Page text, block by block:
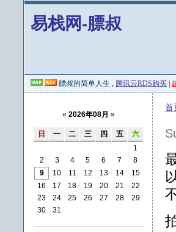
易栈网-膘叔
膘叔的简单人生 , 腾讯云RDS购买
首
« 2026年08月 »
日 一 二 三 四 五
六
1
2
3 4 5 6 7
8
9
10 11 12 13 14
15
16
17 18 19 20 21
22
23
24 25 26 27 28
29
30
31